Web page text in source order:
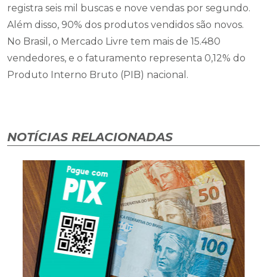
registra seis mil buscas e nove vendas por segundo.
Além disso, 90% dos produtos vendidos são novos.
No Brasil, o Mercado Livre tem mais de 15.480
vendedores, e o faturamento representa 0,12% do
Produto Interno Bruto (PIB) nacional.
NOTÍCIAS RELACIONADAS